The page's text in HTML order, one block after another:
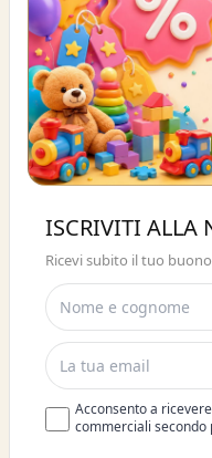
ISCRIVITI E
SCONTO DEL
ISCRIVITI ALLA
Ricevi subito il tuo
Acconsento a
commerciali secondo